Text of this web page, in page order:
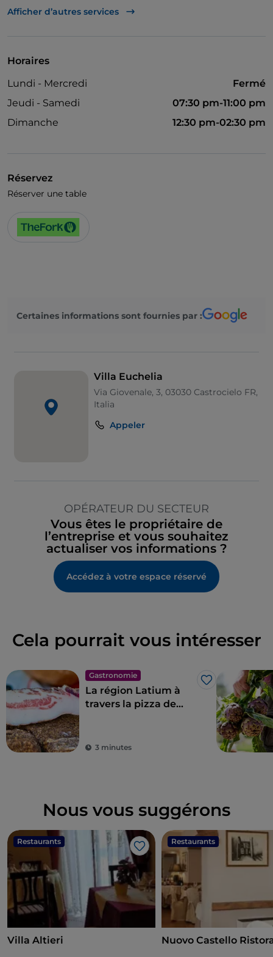
Menu enfant
Afficher d’autres services
Horaires
Lundi - Mercredi
Fermé
Jeudi - Samedi
07:30 pm-11:00 pm
Dimanche
12:30 pm-02:30 pm
Réservez
Réserver une table
Certaines informations sont fournies par :
Villa Euchelia
Via Giovenale, 3, 03030 Castrocielo FR,
Italia
Appeler
OPÉRATEUR DU SECTEUR
Vous êtes le propriétaire de
l’entreprise et vous souhaitez
actualiser vos informations ?
Accédez à votre espace réservé
Cela pourrait vous intéresser
Gastronomie
J’aime
La région Latium à
travers la pizza de
3 minutes
Nous vous suggérons
Restaurants
J’aime
Villa Altieri
Restaurants
Nuovo Castello